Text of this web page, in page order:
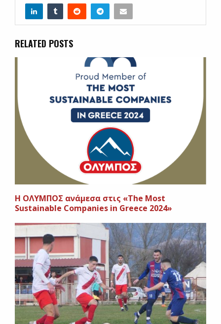
RELATED POSTS
Η ΟΛΥΜΠΟΣ ανάμεσα στις «The Most
Sustainable Companies in Greece 2024»